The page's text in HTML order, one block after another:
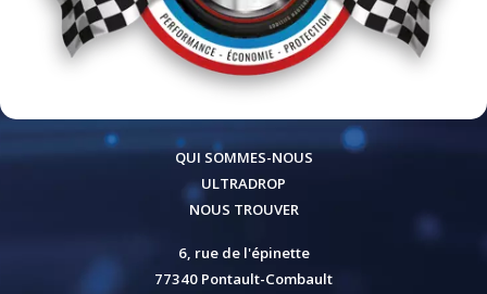
QUI SOMMES-NOUS
ULTRADROP
NOUS TROUVER
6, rue de l'épinette
77340 Pontault-Combault